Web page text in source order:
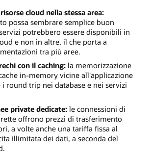
cloud nella stessa area:
possa sembrare semplice buon
potrebbero essere disponibili in
e non in altre, il che porta a
tra più aree.
con il caching:la memorizzazione
in-memory vicine all'applicazione
round trip nei database e nei servizi
private dedicate:le connessioni di
offrono prezzi di trasferimento
a volte anche una tariffa fissa al
illimitata dei dati, a seconda del